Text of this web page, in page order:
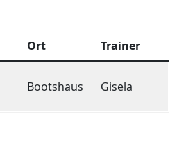
Ort Trainer
Bootshaus Gisela